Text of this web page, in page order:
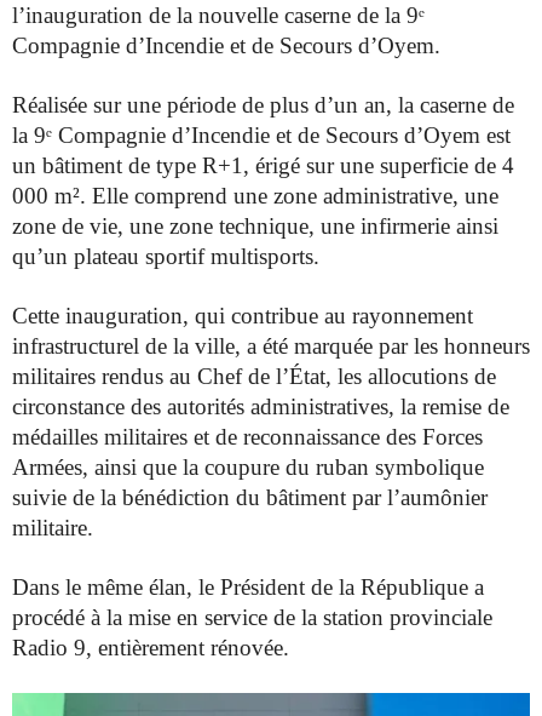
l’inauguration de la nouvelle caserne de la 9ᵉ
Compagnie d’Incendie et de Secours d’Oyem.
Réalisée sur une période de plus d’un an, la caserne de
la 9ᵉ Compagnie d’Incendie et de Secours d’Oyem est
un bâtiment de type R+1, érigé sur une superficie de 4
000 m². Elle comprend une zone administrative, une
zone de vie, une zone technique, une infirmerie ainsi
qu’un plateau sportif multisports.
Cette inauguration, qui contribue au rayonnement
infrastructurel de la ville, a été marquée par les honneurs
militaires rendus au Chef de l’État, les allocutions de
circonstance des autorités administratives, la remise de
médailles militaires et de reconnaissance des Forces
Armées, ainsi que la coupure du ruban symbolique
suivie de la bénédiction du bâtiment par l’aumônier
militaire.
Dans le même élan, le Président de la République a
procédé à la mise en service de la station provinciale
Radio 9, entièrement rénovée.